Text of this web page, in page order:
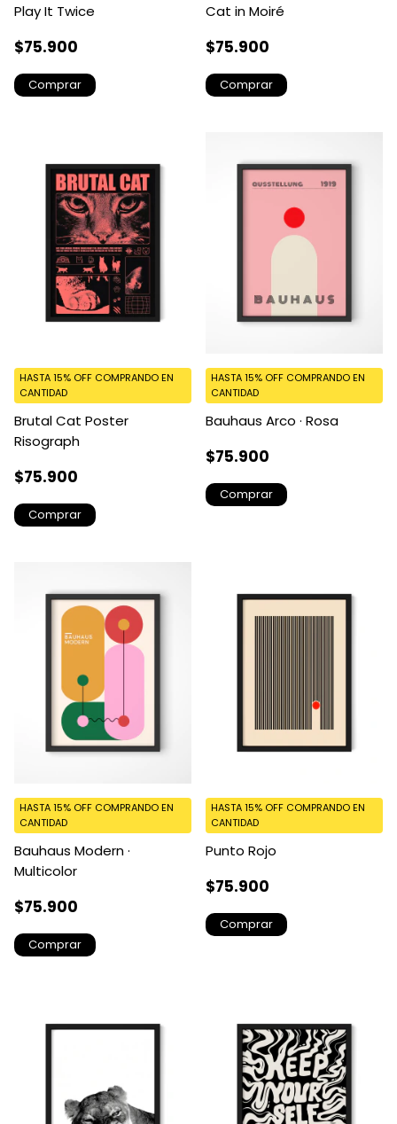
Play It Twice
$75.900
Comprar
Cat in Moiré
$75.900
Comprar
Brutal Cat Poster
Risograph
$75.900
HASTA 15% OFF COMPRANDO EN
CANTIDAD
Comprar
Bauhaus Arco · Rosa
$75.900
HASTA 15% OFF COMPRANDO EN
CANTIDAD
Comprar
Bauhaus Modern ·
Multicolor
$75.900
HASTA 15% OFF COMPRANDO EN
CANTIDAD
Comprar
Punto Rojo
$75.900
HASTA 15% OFF COMPRANDO EN
CANTIDAD
Comprar